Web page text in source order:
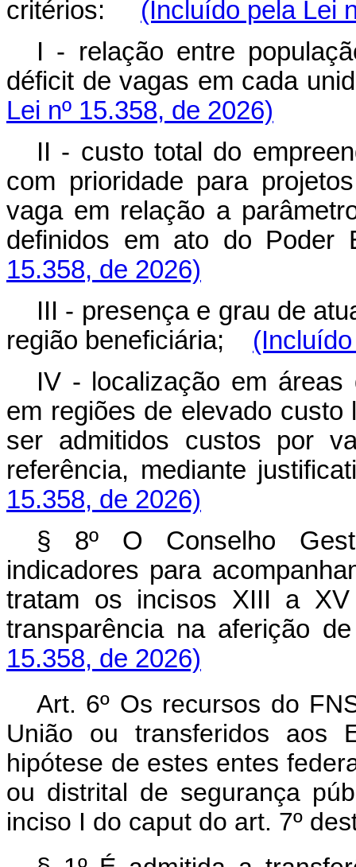
critérios: (Incluído pela Lei
I - relação entre
déficit de vagas em cada
Lei nº 15.358, de 2026)
II - custo total do
com prioridade para
vaga em relação a
definidos em ato do
15.358, de 2026)
III - presença e grau de
região beneficiária;
IV - localização em áreas
em regiões de elevado
ser admitidos custos por
referência, mediante
15.358, de 2026)
§ 8º O Conselho
indicadores para
tratam os incisos XIII a
transparência na aferição
15.358, de 2026)
Art. 6º Os recursos do
União ou transferidos aos
hipótese de estes entes
ou distrital de segurança
inciso I do caput do art. 7º